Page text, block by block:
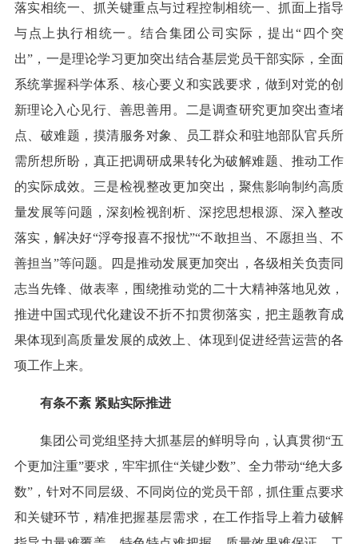
落实相统一、抓关键重点与过程控制相统一、抓面上指导
与点上执行相统一。结合集团公司实际，提出“四个突
出”，一是理论学习更加突出结合基层党员干部实际，全面
系统掌握科学体系、核心要义和实践要求，做到对党的创
新理论入心见行、善思善用。二是调查研究更加突出查堵
点、破难题，摸清服务对象、员工群众和驻地部队官兵所
需所想所盼，真正把调研成果转化为破解难题、推动工作
的实际成效。三是检视整改更加突出，聚焦影响制约高质
量发展等问题，深刻检视剖析、深挖思想根源、深入整改
落实，解决好“浮夸报喜不报忧”“不敢担当、不愿担当、不
善担当”等问题。四是推动发展更加突出，各级相关负责同
志当先锋、做表率，围绕推动党的二十大精神落地见效，
推进中国式现代化建设不折不扣贯彻落实，把主题教育成
果体现到高质量发展的成效上、体现到促进经营运营的各
项工作上来。
有条不紊 紧贴实际推进
集团公司党组坚持大抓基层的鲜明导向，认真贯彻“五
个更加注重”要求，牢牢抓住“关键少数”、全力带动“绝大多
数”，针对不同层级、不同岗位的党员干部，抓住重点要求
和关键环节，精准把握基层需求，在工作指导上着力破解